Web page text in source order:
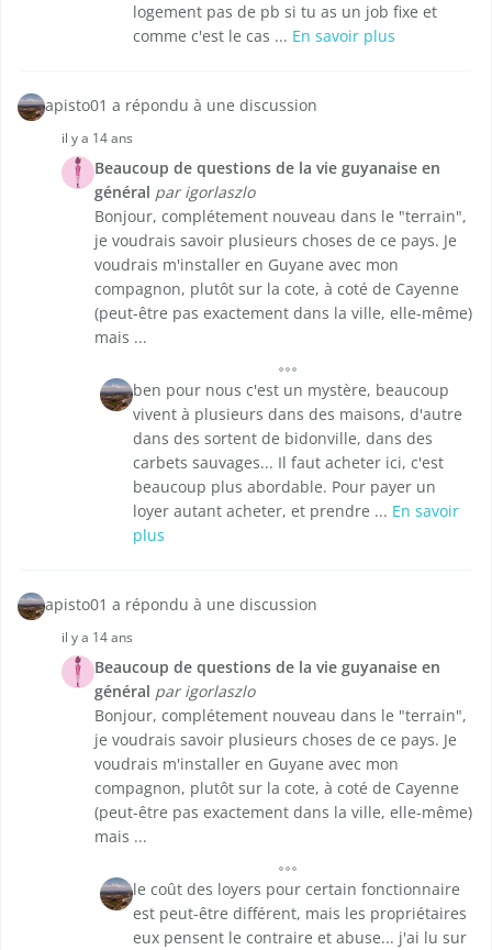
logement pas de pb si tu as un job fixe et
comme c'est le cas ... En savoir plus
apisto01 a répondu à une discussion
il y a 14 ans
Beaucoup de questions de la vie guyanaise en
général par igorlaszlo
Bonjour, complétement nouveau dans le "terrain",
je voudrais savoir plusieurs choses de ce pays. Je
voudrais m'installer en Guyane avec mon
compagnon, plutôt sur la cote, à coté de Cayenne
(peut-être pas exactement dans la ville, elle-même)
mais ...
ben pour nous c'est un mystère, beaucoup
vivent à plusieurs dans des maisons, d'autre
dans des sortent de bidonville, dans des
carbets sauvages... Il faut acheter ici, c'est
beaucoup plus abordable. Pour payer un
loyer autant acheter, et prendre ... En savoir
plus
apisto01 a répondu à une discussion
il y a 14 ans
Beaucoup de questions de la vie guyanaise en
général par igorlaszlo
Bonjour, complétement nouveau dans le "terrain",
je voudrais savoir plusieurs choses de ce pays. Je
voudrais m'installer en Guyane avec mon
compagnon, plutôt sur la cote, à coté de Cayenne
(peut-être pas exactement dans la ville, elle-même)
mais ...
le coût des loyers pour certain fonctionnaire
est peut-être différent, mais les propriétaires
eux pensent le contraire et abuse... j'ai lu sur